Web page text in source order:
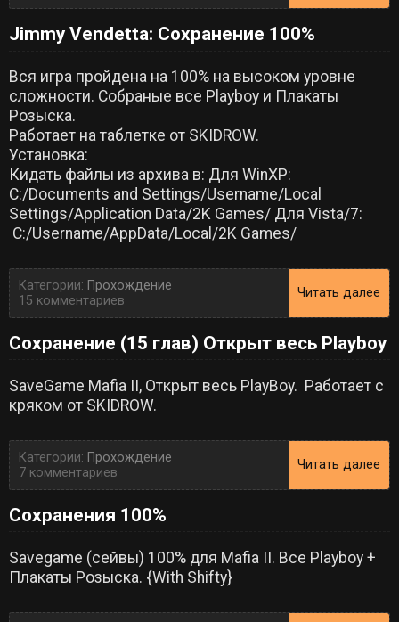
Jimmy Vendetta: Сохранение 100%
Вся игра пройдена на 100% на высоком уровне
сложности. Собраные все Playboy и Плакаты
Розыска.
Работает на таблетке от SKIDROW.
Установка:
Кидать файлы из архива в: Для WinXP:
C:/Documents and Settings/Username/Local
Settings/Application Data/2K Games/ Для Vista/7:
C:/Username/AppData/Local/2K Games/
Категории: Прохождение
15 комментариев
Читать далее
Сохранение (15 глав) Открыт весь Playboy
SaveGame Mafia II, Открыт весь PlayBoy. Работает с
кряком от SKIDROW.
Категории: Прохождение
7 комментариев
Читать далее
Сохранения 100%
Savegame (сейвы) 100% для Mafia II. Все Playboy +
Плакаты Розыска. {With Shifty}